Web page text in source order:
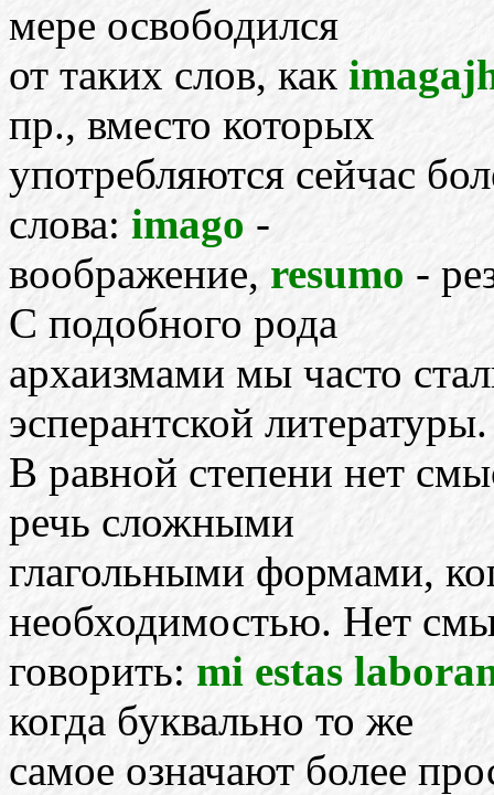
мере освободился
от таких слов, как
пр., вместо которых
употребляются сейчас
слова: imago -
воображение, resumo -
С подобного рода
архаизмами мы часто
эсперантской литературы.
В равной степени нет
речь сложными
глагольными формами,
необходимостью. Нет
говорить: mi estas
когда буквально то же
самое означают более